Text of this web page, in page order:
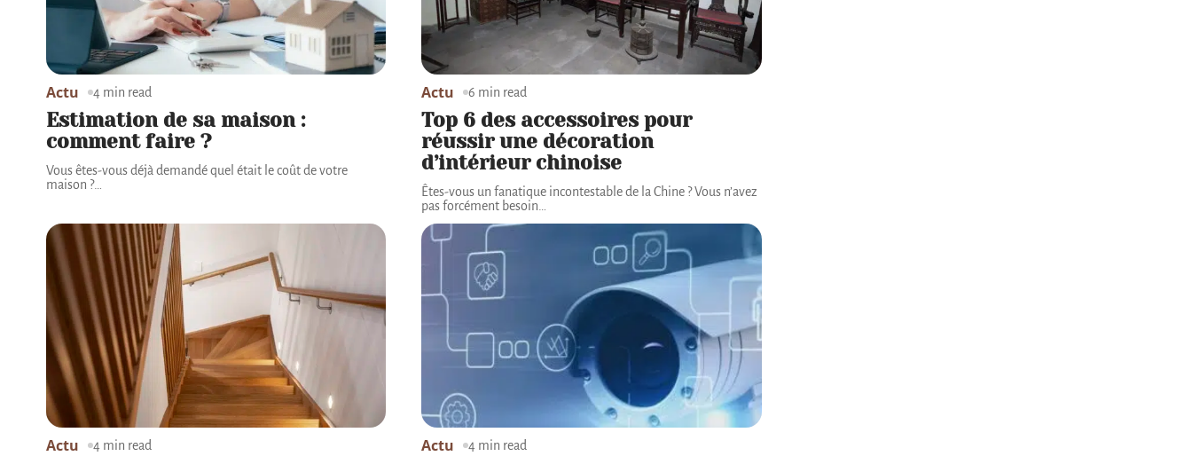
Estimation de sa maison :
comment faire ?
Vous êtes-vous déjà demandé quel était le coût de votre
maison ?…
Actu 4 min read
Top 6 des accessoires pour
réussir une décoration
d’intérieur chinoise
Êtes-vous un fanatique incontestable de la Chine ? Vous n’avez
pas forcément besoin
Actu 6 min read
Actu 4 min read Actu 4 min read